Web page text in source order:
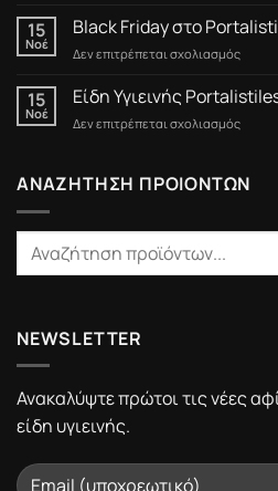
έως
15/3/
15
Νοέ
Black Friday στο
Δεν επιτρέπεται σχολιασμόςστο
Friday
στο
15
Νοέ
Είδη Υγιεινής
Δεν επιτρέπεται σχολιασμόςστο
ΑΝΑΖΗΤΗΣΗ ΠΡΟΙΟΝΤΩΝ
NEWSLETTER
Ανακαλύψτε πρώτοι τις νέες
είδη υγιεινής.